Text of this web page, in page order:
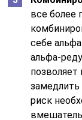
все более
себе
альфа-
риск